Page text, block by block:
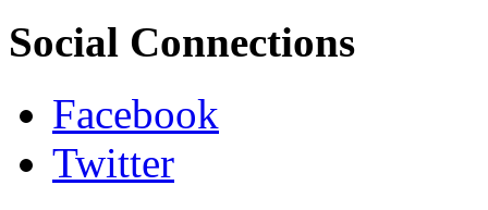
Social Connections
Facebook
Twitter